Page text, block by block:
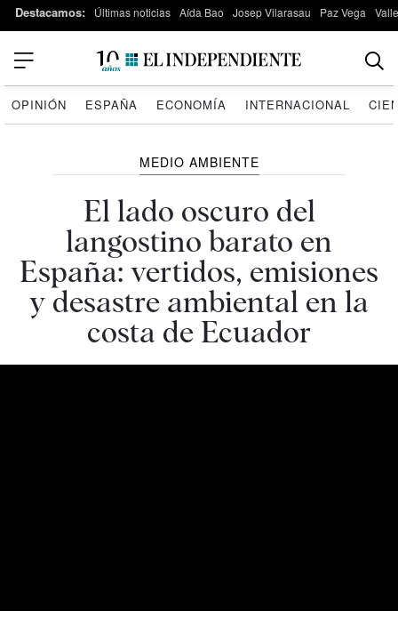
Destacamos: Últimas noticias Aída Bao Josep Vilarasau Paz Vega
OPINIÓN ESPAÑA ECONOMÍA INTERNACIONAL
MEDIO AMBIENTE
El lado oscuro del
langostino barato en
España: vertidos, emisiones
y desastre ambiental en la
costa de Ecuador